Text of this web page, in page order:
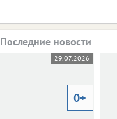
Последние новости
29.07.2026
0+